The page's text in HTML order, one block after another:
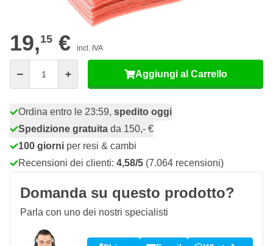
RISPARMIA IL 10%
19,15 € incl. IVA
Aggiungi al Carrello
Ordina entro le 23:59, spedito oggi
Spedizione gratuita da 150,- €
100 giorni per resi & cambi
Recensioni dei clienti: 4,58/5 (7.064 recensioni)
Domanda su questo prodotto?
Parla con uno dei nostri specialisti